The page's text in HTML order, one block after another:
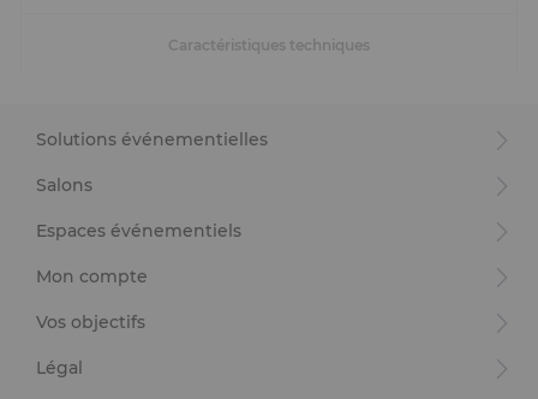
Caractéristiques techniques
Solutions événementielles
Salons
Espaces événementiels
Mon compte
Vos objectifs
Légal